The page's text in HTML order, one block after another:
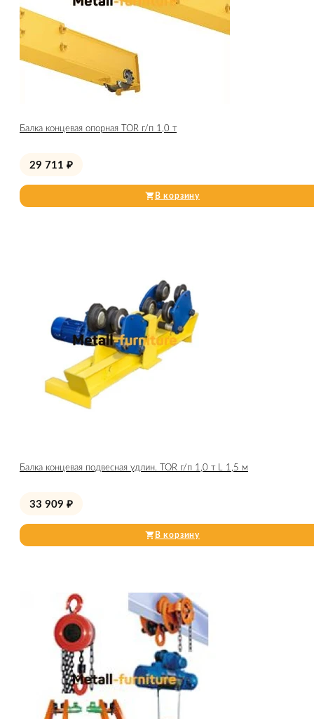
Балка концевая опорная TOR г/п 1,0 т
29 711 ₽
В корзину
Балка концевая подвесная удлин. TOR г/п 1,0 т L 1,5 м
33 909 ₽
В корзину